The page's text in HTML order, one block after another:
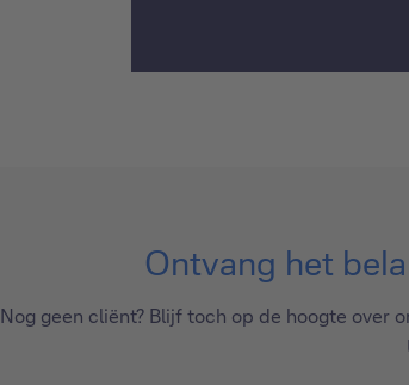
Ontvang het
Nog geen cliënt? Blijf toch op de hoogte over